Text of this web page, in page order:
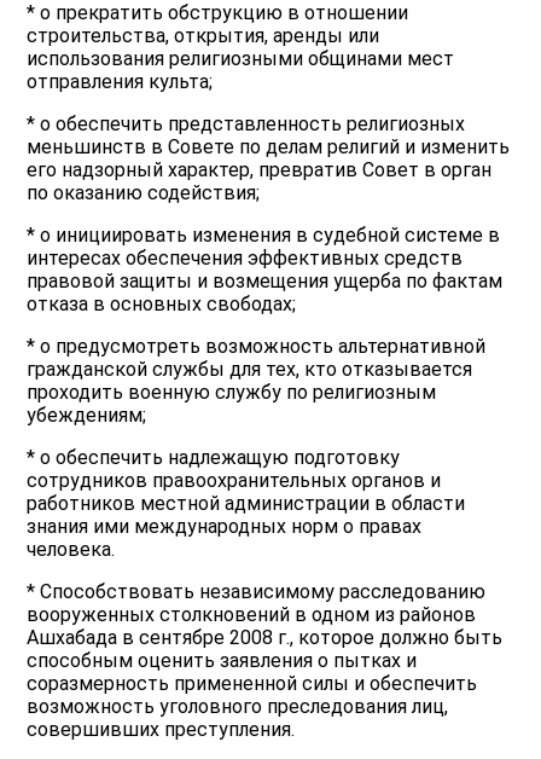
* o прекратить обструкцию в отношении
строительства, открытия, аренды или
использования религиозными общинами мест
отправления культа;
* o обеспечить представленность религиозных
меньшинств в Совете по делам религий и изменить
его надзорный характер, превратив Совет в орган
по оказанию содействия;
* o инициировать изменения в судебной системе в
интересах обеспечения эффективных средств
правовой защиты и возмещения ущерба по фактам
отказа в основных свободах;
* o предусмотреть возможность альтернативной
гражданской службы для тех, кто отказывается
проходить военную службу по религиозным
убеждениям;
* o обеспечить надлежащую подготовку
сотрудников правоохранительных органов и
работников местной администрации в области
знания ими международных норм о правах
человека.
* Способствовать независимому расследованию
вооруженных столкновений в одном из районов
Ашхабада в сентябре 2008 г., которое должно быть
способным оценить заявления о пытках и
соразмерность примененной силы и обеспечить
возможность уголовного преследования лиц,
совершивших преступления.